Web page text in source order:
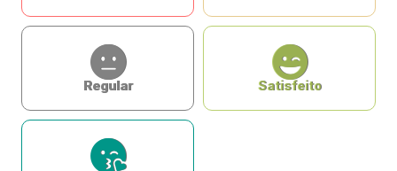
Regular Satisfeito